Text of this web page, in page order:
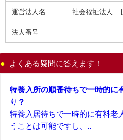
運営法人名 社会福祉法人
法人番号
よくある疑問に答えます！
特養入所の順番待ちで一時的に
り？
特養入居待ちで一時的に有料老
うことは可能ですし、...